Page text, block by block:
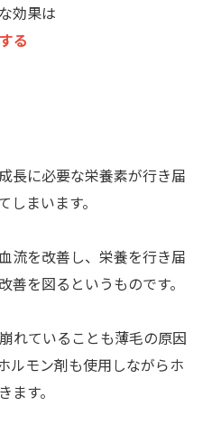
効果は
る
長に必要な栄養素が行き届
まいます。
流を改善し、栄養を行き届
善を図るというものです。
れていることも薄毛の原因
ルモン剤も使用しながらホ
す。